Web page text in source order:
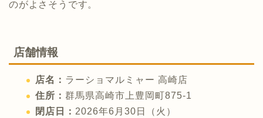
のがよさそうです。
店舗情報
店名： ラーショマルミャー 高崎店
住所： 群馬県高崎市上豊岡町875-1
閉店日： 2026年6月30日（火）